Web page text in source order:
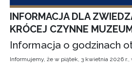
INFORMACJA DLA
KRÓCEJ CZYNNE
Informacja o godzinach
Informujemy, że w piątek, 3 kwietnia 2026 r.,